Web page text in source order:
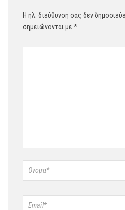
Η ηλ. διεύθυνση σας δεν
σημειώνονται με *